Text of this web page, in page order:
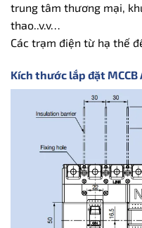
trung tâm thương mại,
thao..v.v…
Các trạm điện từ hạ thế
Kích thước lắp đặt MCCB